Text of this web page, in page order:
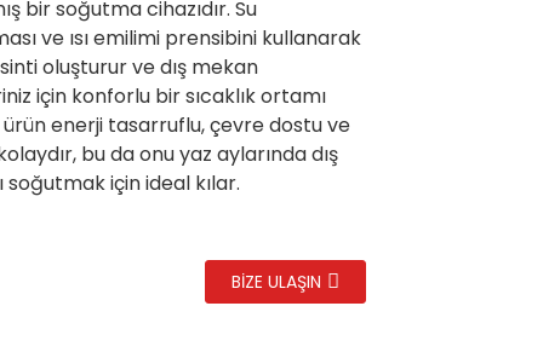
bir soğutma cihazıdır. Su
ve ısı emilimi prensibini kullanarak
oluşturur ve dış mekan
için konforlu bir sıcaklık ortamı
ürün enerji tasarruflu, çevre dostu ve
bu da onu yaz aylarında dış
soğutmak için ideal kılar.
BIZE ULAŞIN